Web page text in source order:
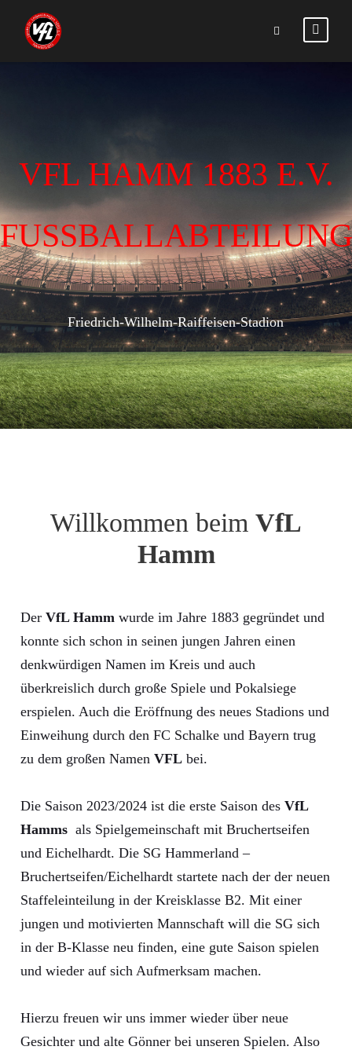
VFL HAMM 1883 E.V.
FUSSBALLABTEILUNG
Friedrich-Wilhelm-Raiffeisen-Stadion
Willkommen beim VfL
Hamm
Der VfL Hamm wurde im Jahre 1883 gegründet und
konnte sich schon in seinen jungen Jahren einen
denkwürdigen Namen im Kreis und auch
überkreislich durch große Spiele und Pokalsiege
erspielen. Auch die Eröffnung des neues Stadions und
Einweihung durch den FC Schalke und Bayern trug
zu dem großen Namen VFL bei.
Die Saison 2023/2024 ist die erste Saison des VfL
Hamms als Spielgemeinschaft mit Bruchertseifen
und Eichelhardt. Die SG Hammerland –
Bruchertseifen/Eichelhardt startete nach der der neuen
Staffeleinteilung in der Kreisklasse B2. Mit einer
jungen und motivierten Mannschaft will die SG sich
in der B-Klasse neu finden, eine gute Saison spielen
und wieder auf sich Aufmerksam machen.
Hierzu freuen wir uns immer wieder über neue
Gesichter und alte Gönner bei unseren Spielen. Also